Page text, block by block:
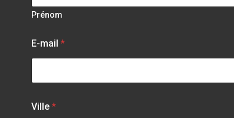
Prénom
E-mail *
Ville *